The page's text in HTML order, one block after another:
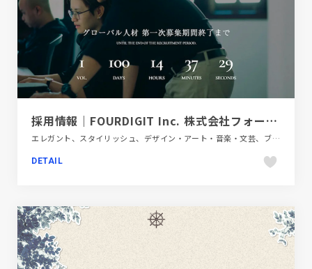
採用情報｜FOURDIGIT Inc. 株式会社フォーデジット
エレガント、スタイリッシュ、デザイン・アート・音楽・文芸、ブラック系 、モーション多め、大きめ写真、新卒・中途採用サイト
DETAIL